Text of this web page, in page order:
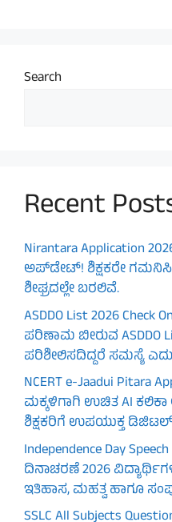
Search
Recent
Nirantara Application
ಅಪ್‌ಡೇಟ್! ಶಿಕ್ಷಕರೇ
ಶೀಘ್ರದಲ್ಲೇ ಬರಲಿವೆ.
ASDDO List 2026 Check
ಪರಿಣಾಮ ಬೀರುವ ASDDO
ಪರಿಶೀಲಿಸದಿದ್ದರೆ ಸಮಸ್ಯೆ
NCERT e-Jaadui Pitara
ಮಕ್ಕಳಿಗಾಗಿ ಉಚಿತ AI
ಶಿಕ್ಷಕರಿಗೆ ಉಪಯುಕ್ತ
Independence Day Speech
ದಿನಾಚರಣೆ 2026
ಇತಿಹಾಸ, ಮಹತ್ವ ಹಾಗೂ
SSLC All Subjects